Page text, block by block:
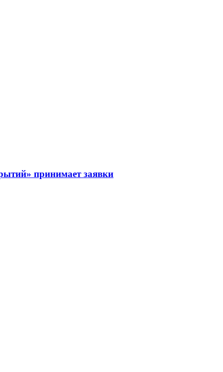
принимает заявки